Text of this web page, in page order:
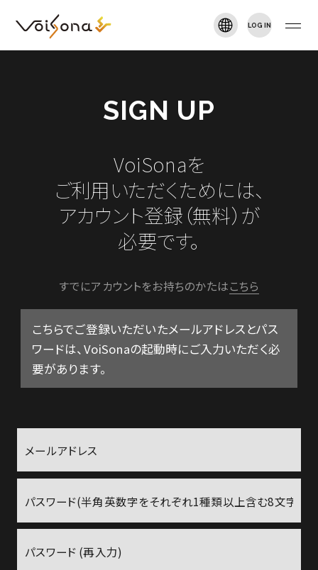
LOG IN
VOISONA TALK
ARTIST
MANUAL
LICENSE
CONTACT
SIGN UP
VoiSonaを
ご利用いただくためには、
アカウント登録（無料）が
必要です。
すでにアカウントをお持ちのかたはこちら
こちらでご登録いただいたメールアドレスとパス
ワードは、VoiSonaの起動時にご入力いただく必
要があります。